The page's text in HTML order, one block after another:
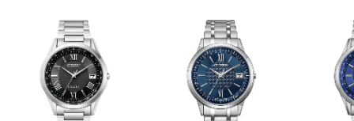
CITIZENご登録で国内保証5年間)